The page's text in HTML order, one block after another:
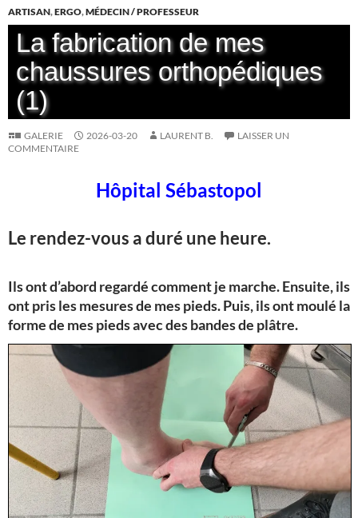
ARTISAN,ERGO,MÉDECIN / PROFESSEUR
La fabrication de mes
chaussures orthopédiques
(1)
GALERIE 2026-03-20 LAURENT B.
LAISSER UN
COMMENTAIRE
Hôpital Sébastopol
Le rendez-vous a duré une heure.
Ils ont d’abord regardé comment je marche. Ensuite, ils
ont pris les mesures de mes pieds. Puis, ils ont moulé la
forme de mes pieds avec des bandes de plâtre.